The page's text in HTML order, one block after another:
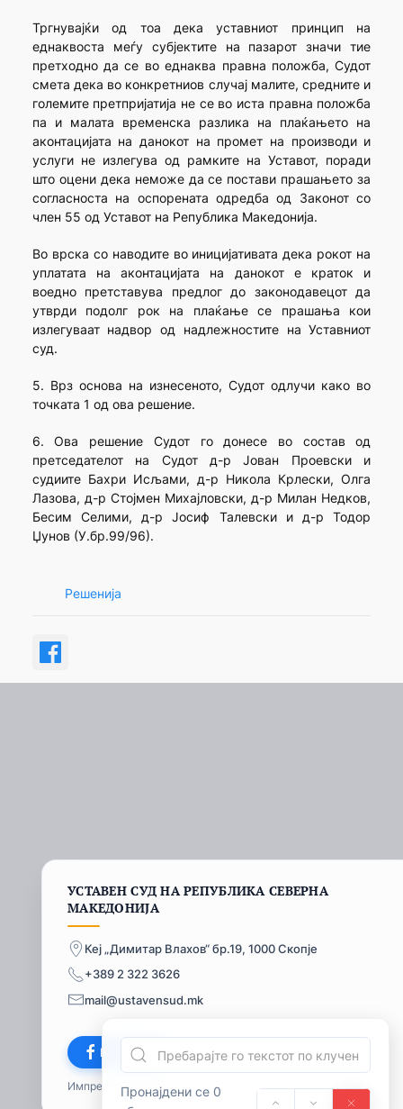
Пронајдени се 0
Тргнувајќи од тоа дека уставниот принцип на
еднаквоста меѓу субјектите на пазарот значи тие
претходно да се во еднаква правна положба, Судот
смета дека во конкретниов случај малите, средните и
големите претпријатија не се во иста правна положба
па и малата временска разлика на плаќањето на
аконтацијата на данокот на промет на производи и
услуги не излегува од рамките на Уставот, поради
што оцени дека неможе да се постави прашањето за
согласноста на оспорената одредба од Законот со
член 55 од Уставот на Република Македонија.
Во врска со наводите во иницијативата дека рокот на
уплатата на аконтацијата на данокот е краток и
воедно претставува предлог до законодавецот да
утврди подолг рок на плаќање се прашања кои
излегуваат надвор од надлежностите на Уставниот
суд.
5. Врз основа на изнесеното, Судот одлучи како во
точката 1 од ова решение.
6. Ова решение Судот го донесе во состав од
претседателот на Судот д-р Јован Проевски и
судиите Бахри Исљами, д-р Никола Крлески, Олга
Лазова, д-р Стојмен Михајловски, д-р Милан Недков,
Бесим Селими, д-р Јосиф Талевски и д-р Тодор
Џунов (У.бр.99/96).
Решенија
УСТАВЕН СУД НА РЕПУБЛИКА СЕВЕРНА
МАКЕДОНИЈА
Кеј „Димитар Влахов“ бр.19, 1000 Скопје
+389 2 322 3626
mail@ustavensud.mk
Facebook
Импресум© 2026